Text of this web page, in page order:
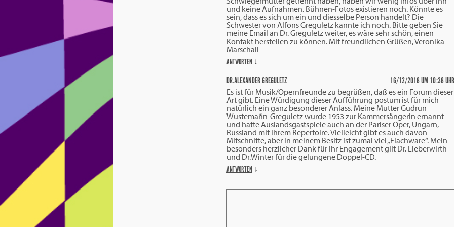
und keine Aufnahmen. Bühnen-Fotos existieren noch. Könnte es
sein, dass es sich um ein und diesselbe Person handelt? Die
Schwester von Alfons Greguletz kannte ich noch. Bitte geben Sie
meine Email an Dr. Greguletz weiter, es wäre sehr schön, einen
Kontakt herstellen zu können. Mit freundlichen Grüßen, Veronika
Marschall
ANTWORTEN ↓
DR.ALEXANDER GREGULETZ 16/12/2018 UM 10:38 UHR
Es ist für Musik/Opernfreunde zu begrüßen, daß es ein Forum dieser
Art gibt. Eine Würdigung dieser Aufführung postum ist für mich
natürlich ein ganz besonderer Anlass. Meine Mutter Gudrun
Wustemañn-Greguletz wurde 1953 zur Kammersängerin ernannt
und hatte Auslandsgastspiele auch an der Pariser Oper, Ungarn,
Russland mit ihrem Repertoire. Vielleicht gibt es auch davon
Mitschnitte, aber in meinem Besitz ist zumal viel „Flachware“. Mein
besonders herzlicher Dank für Ihr Engagement gilt Dr. Lieberwirth
und Dr.Winter für die gelungene Doppel-CD.
ANTWORTEN ↓